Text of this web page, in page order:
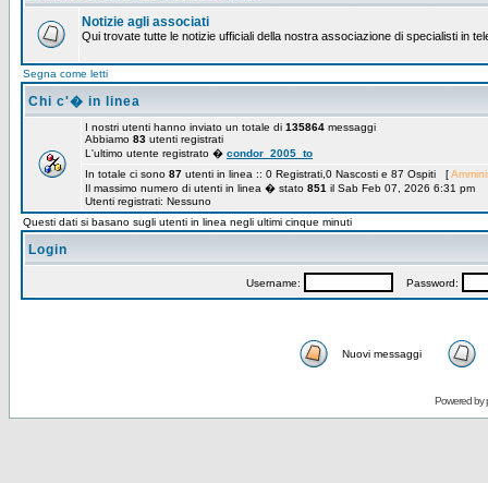
Notizie agli associati
Qui trovate tutte le notizie ufficiali della nostra associazione di specialisti in
Segna come letti
Chi c'� in linea
I nostri utenti hanno inviato un totale di 135864 messaggi
Abbiamo 83 utenti registrati
L'ultimo utente registrato � condor_2005_to
In totale ci sono 87 utenti in linea :: 0 Registrati,0 Nascosti e 87 Ospiti [
Il massimo numero di utenti in linea � stato 851 il Sab Feb 07, 2026 6:31 pm
Utenti registrati: Nessuno
Questi dati si basano sugli utenti in linea negli ultimi cinque minuti
Login
Username: Password:
Nuovi messaggi
Powered by